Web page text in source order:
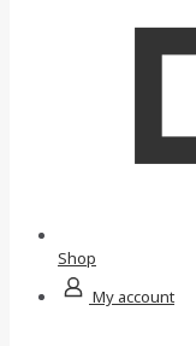
Shop
My account